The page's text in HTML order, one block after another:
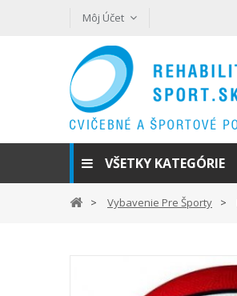
Môj Účet
VŠETKY KATEGÓRIE
Vybavenie Pre Športy